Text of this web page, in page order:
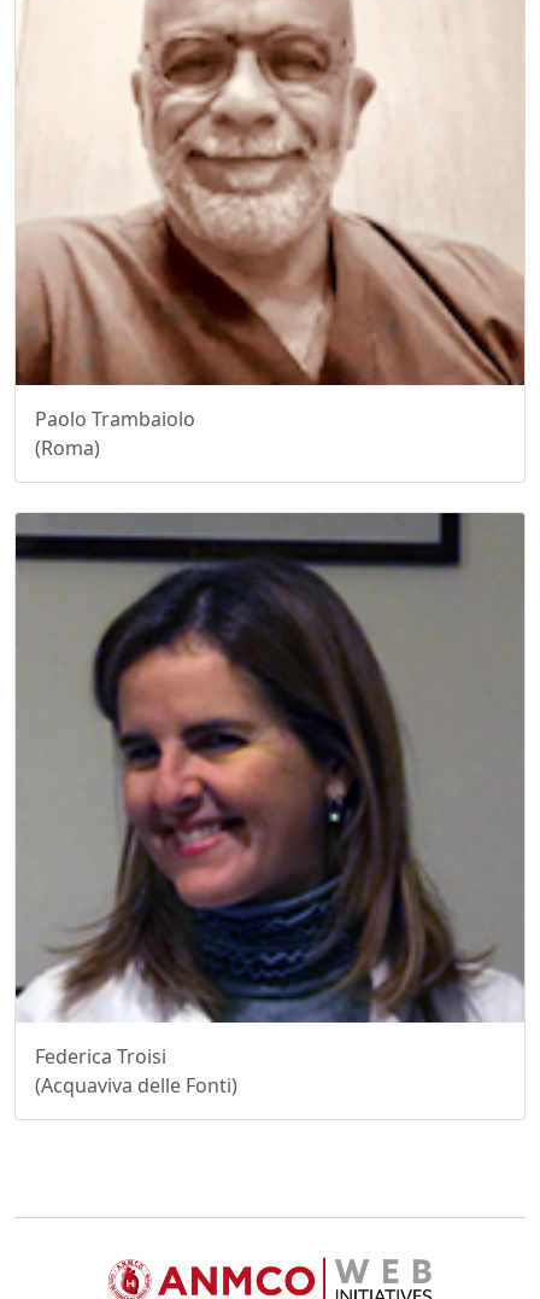
Paolo Trambaiolo
(Roma)
Federica Troisi
(Acquaviva delle Fonti)